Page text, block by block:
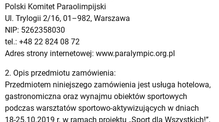
Polski Komitet Paraolimpijski
Ul. Trylogii 2/16, 01–982, Warszawa
NIP: 5262358030
tel.: +48 22 824 08 72
Adres strony internetowej: www.paralympic.org.pl
2. Opis przedmiotu zamówienia:
Przedmiotem niniejszego zamówienia jest usługa hotelowa,
gastronomiczna oraz wynajmu obiektów sportowych
podczas warsztatów sportowo-aktywizujących w dniach
18-25.10.2019 r. w ramach projektu „Sport dla Wszystkich!”,